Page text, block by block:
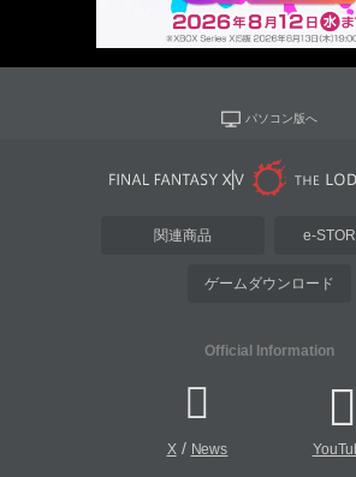
パソコン版へ
関連商品 e-
ゲームダウンロード
Official Information
X/ News